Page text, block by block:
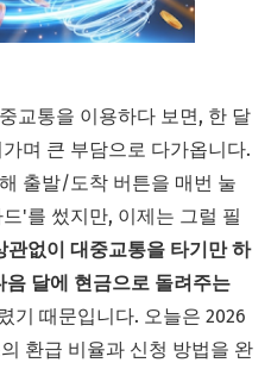
교통을 이용하다 보면, 한 달
며 큰 부담으로 다가옵니다.
출발/도착 버튼을 매번 눌
'를 썼지만, 이제는 그럴 필
관없이 대중교통을 타기만 하
음 달에 현금으로 돌려주는
기 때문입니다. 오늘은 2026
환급 비율과 신청 방법을 완